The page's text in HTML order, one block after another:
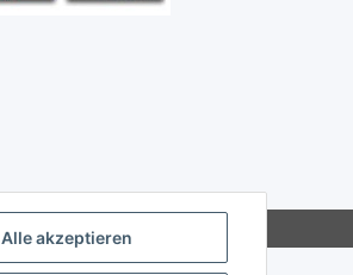
Alle akzeptieren